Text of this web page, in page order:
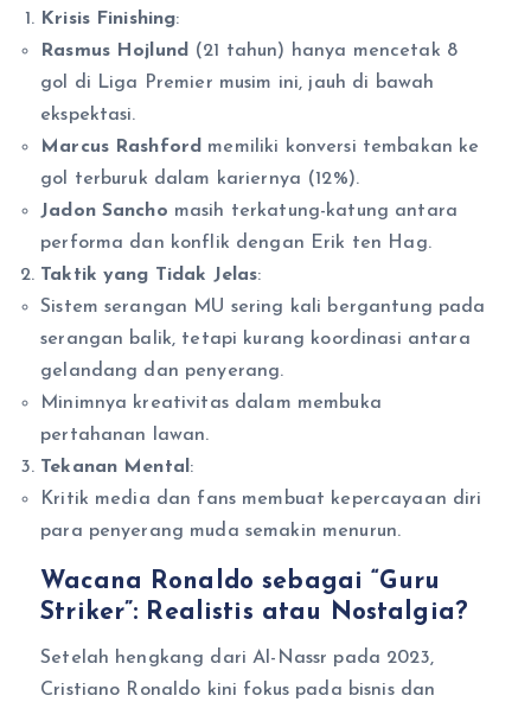
Krisis Finishing:
Rasmus Hojlund
(21 tahun) hanya mencetak 8
gol di Liga Premier musim ini, jauh di bawah
ekspektasi.
Marcus Rashford memiliki konversi tembakan ke
gol terburuk dalam kariernya (12%).
Jadon Sancho masih terkatung-katung antara
performa dan konflik dengan Erik ten Hag.
Taktik yang Tidak Jelas:
Sistem serangan MU sering kali bergantung pada
serangan balik, tetapi kurang koordinasi antara
gelandang dan penyerang.
Minimnya kreativitas dalam membuka
pertahanan lawan.
Tekanan Mental :
Kritik media dan fans membuat kepercayaan diri
para penyerang muda semakin menurun.
Wacana Ronaldo sebagai “Guru
Striker”: Realistis atau Nostalgia?
Setelah hengkang dari Al-Nassr pada 2023,
Cristiano Ronaldo kini fokus pada bisnis dan